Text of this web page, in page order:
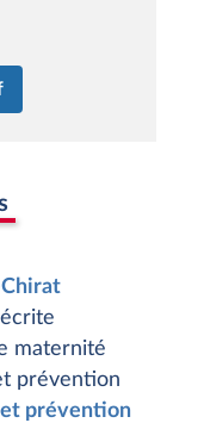
maternité
prévention
prévention